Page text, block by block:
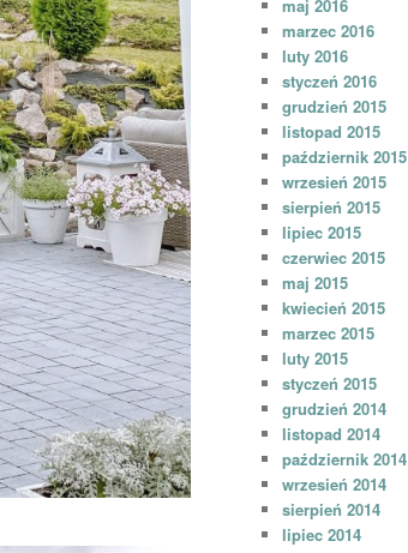
maj 2016
marzec 2016
luty 2016
styczeń 2016
grudzień 2015
listopad 2015
październik 2015
wrzesień 2015
sierpień 2015
lipiec 2015
czerwiec 2015
maj 2015
kwiecień 2015
marzec 2015
luty 2015
styczeń 2015
grudzień 2014
listopad 2014
październik 2014
wrzesień 2014
sierpień 2014
lipiec 2014